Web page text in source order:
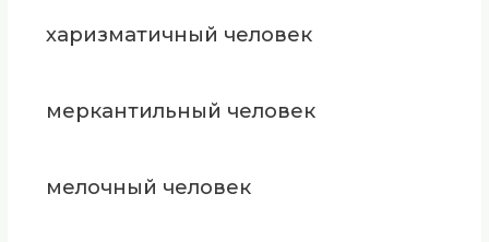
харизматичный человек
меркантильный человек
мелочный человек